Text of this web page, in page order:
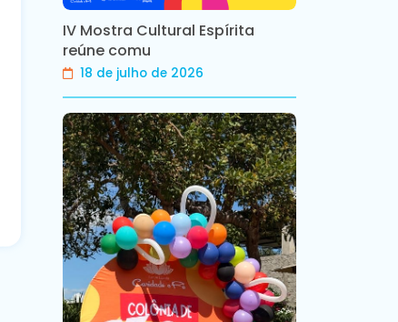
IV Mostra Cultural Espírita
reúne comu
18 de julho de 2026